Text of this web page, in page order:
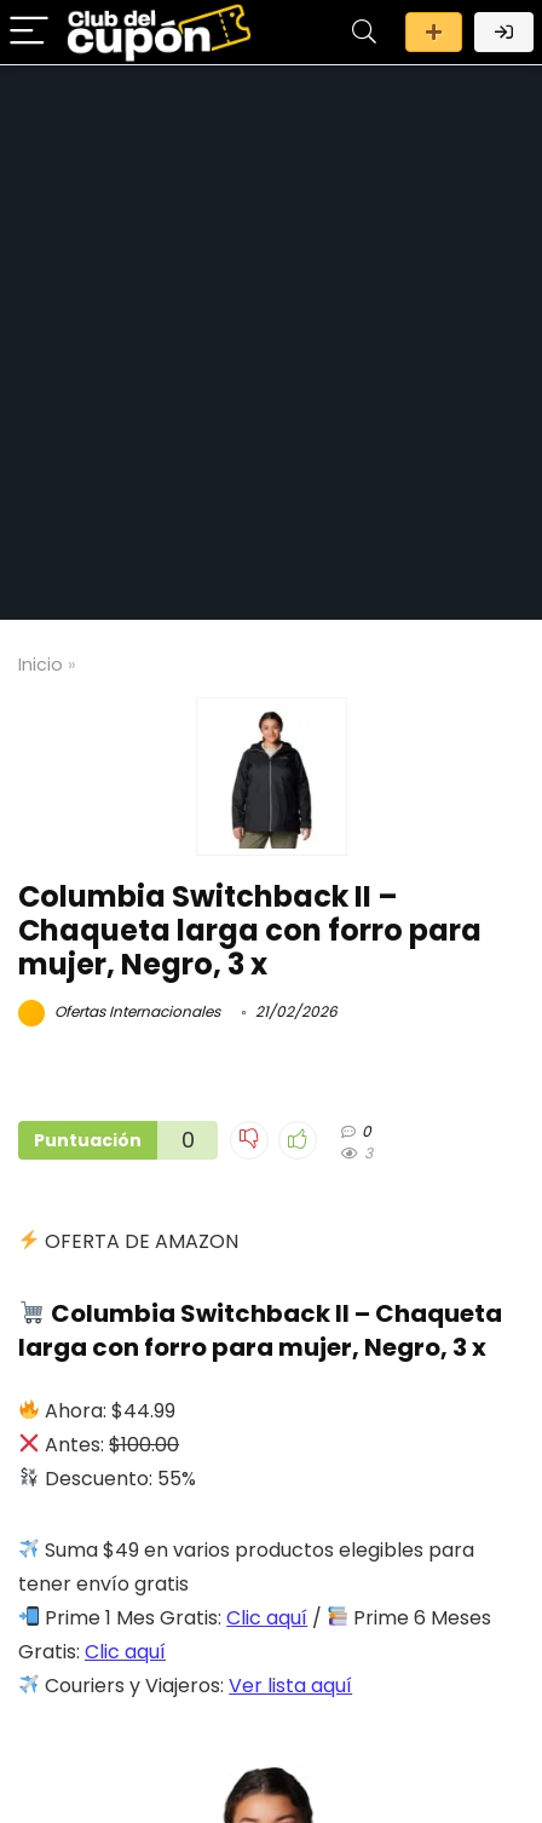
Inicio »
Columbia Switchback II –
Chaqueta larga con forro para
mujer, Negro, 3 x
Ofertas Internacionales 21/02/2026
Puntuación 0
0
3
OFERTA DE AMAZON
Columbia Switchback II – Chaqueta
larga con forro para mujer, Negro, 3 x
Ahora: $44.99
Antes:$100.00
Descuento: 55%
Suma $49 en varios productos elegibles para
tener envío gratis
Prime 1 Mes Gratis:Clic aquí /
Prime 6 Meses
Gratis: Clic aquí
Couriers y Viajeros:Ver lista aquí